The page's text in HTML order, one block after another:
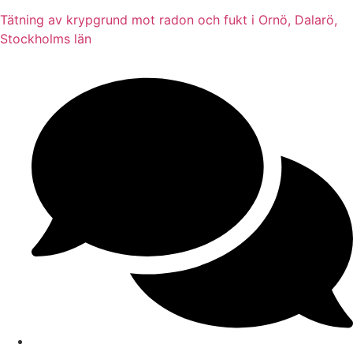
Tätning av krypgrund mot radon och fukt i Ornö, Dalarö,
Stockholms län